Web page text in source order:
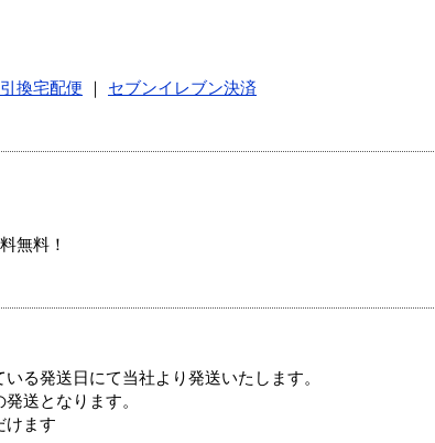
換宅配便
セブンイレブン決済
無料！
る発送日にて当社より発送いたします。
送となります。
けます